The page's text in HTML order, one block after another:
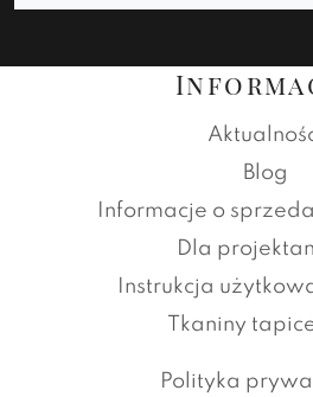
Blog
Informacje o
Dla
Instrukcja
Tkaniny
Polityka